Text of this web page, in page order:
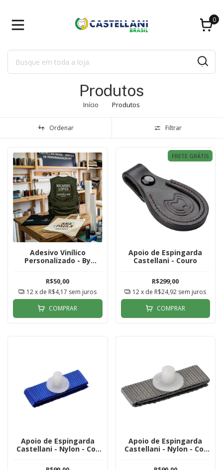
0
Produtos
Início Produtos
Ordenar Filtrar
Adesivo Vinílico
Personalizado - By
R$50,00
12x de R$4,17 sem juros
COMPRAR
FRETE GRÁTIS
Apoio de Espingarda
Castellani - Couro
R$299,00
12x de R$24,92 sem juros
COMPRAR
Apoio de Espingarda
Castellani - Nylon - Cor
Apoio de Espingarda
Castellani - Nylon - Cor